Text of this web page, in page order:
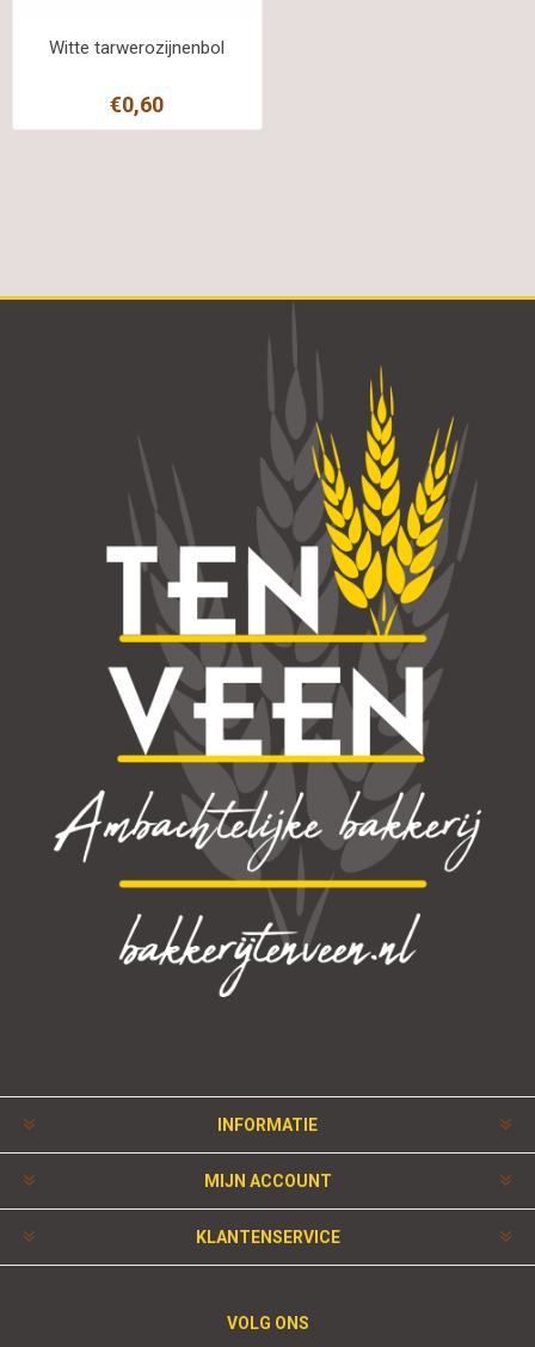
Witte tarwerozijnenbol
€0,60
INFORMATIE
MIJN ACCOUNT
KLANTENSERVICE
VOLG ONS